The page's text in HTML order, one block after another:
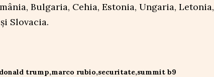
Bulgaria, Cehia, Estonia, Ungaria, Letonia,
Slovacia.
donald trump marco rubio securitate summit b9